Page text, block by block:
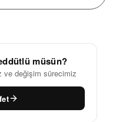
müsün?
ve değişim sürecimiz